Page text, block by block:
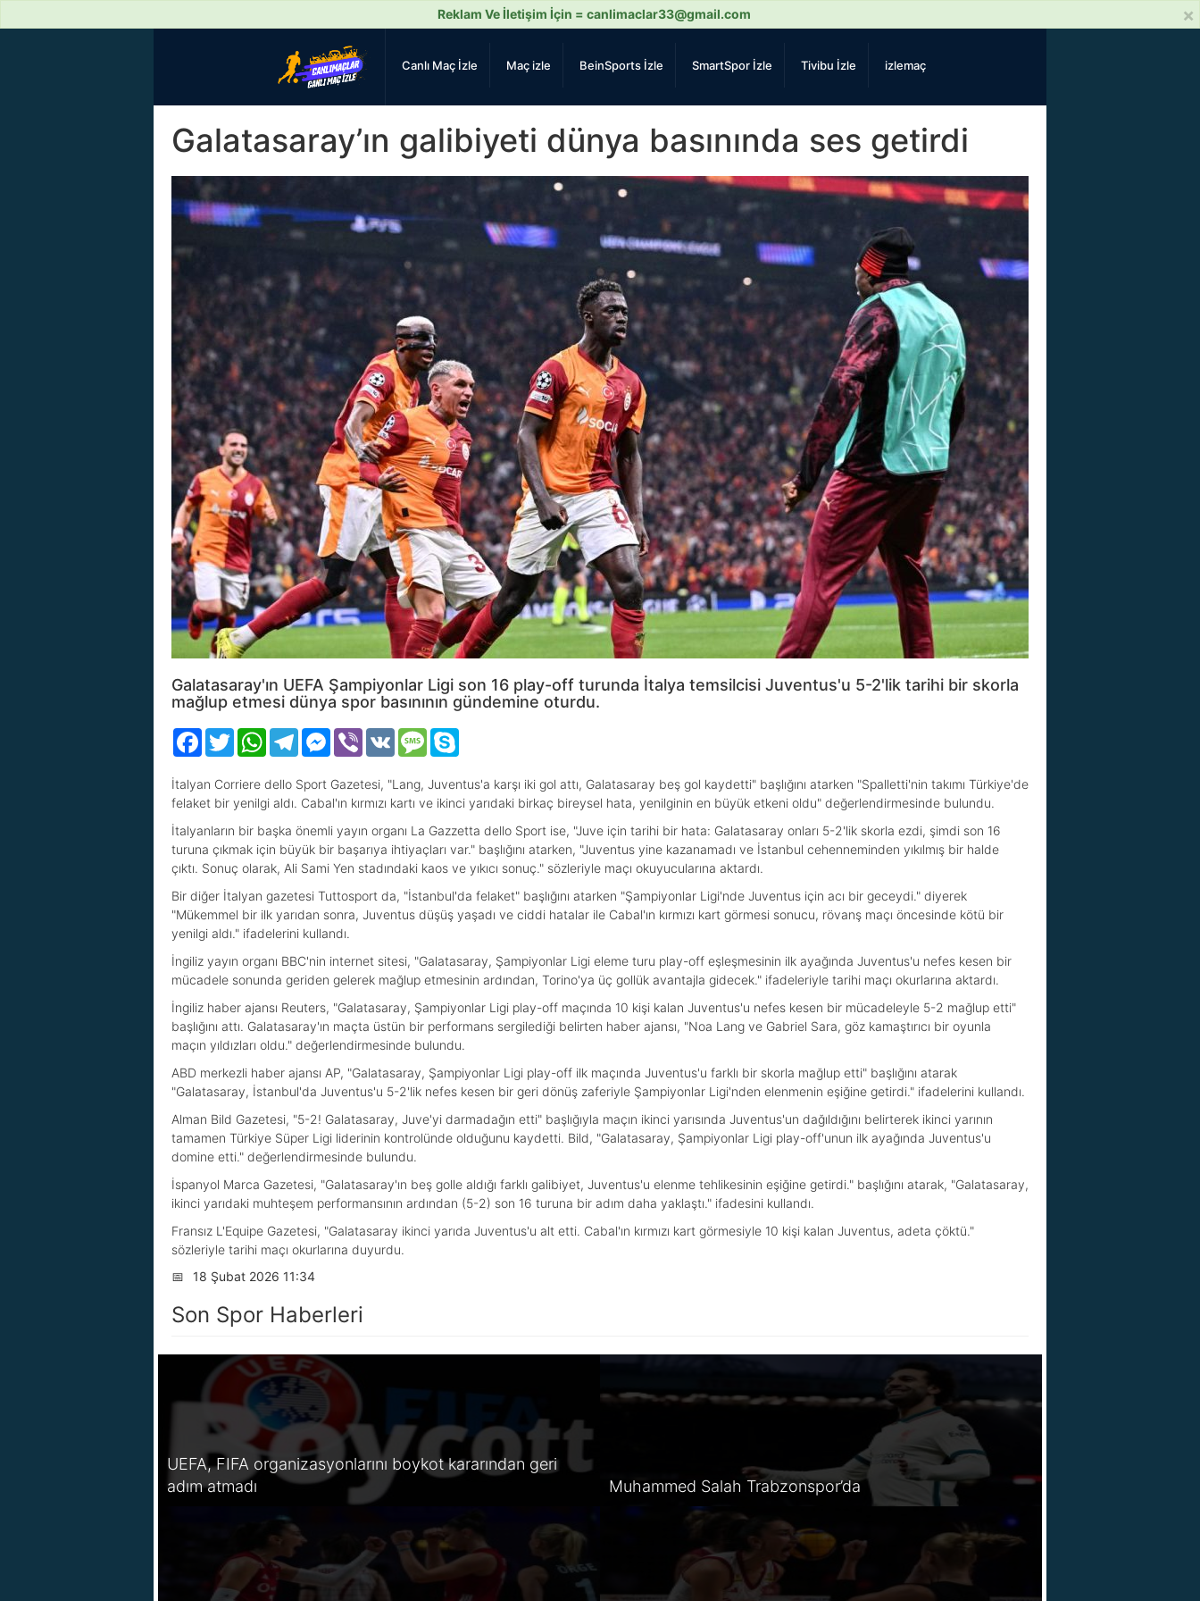
×
Reklam Ve İletişim İçin = canlimaclar33@gmail.com
Canlı Maç İzle Maç izle BeinSports İzle SmartSpor İzle Tivibu İzle izlemaç
Galatasaray’ın galibiyeti dünya basınında ses getirdi
Galatasaray'ın UEFA Şampiyonlar Ligi son 16 play-off turunda İtalya temsilcisi Juventus'u 5-2'lik tarihi bir skorla
mağlup etmesi dünya spor basınının gündemine oturdu.
Facebook
TwitterWhatsAppTelegramMessenger
Viber VK Message
İtalyan Corriere dello Sport Gazetesi, "Lang, Juventus'a karşı iki gol attı, Galatasaray beş gol kaydetti" başlığını atarken "Spalletti'nin takımı Türkiye'de
felaket bir yenilgi aldı. Cabal'ın kırmızı kartı ve ikinci yarıdaki birkaç bireysel hata, yenilginin en büyük etkeni oldu" değerlendirmesinde bulundu.
İtalyanların bir başka önemli yayın organı La Gazzetta dello Sport ise, "Juve için tarihi bir hata: Galatasaray onları 5-2'lik skorla ezdi, şimdi son 16
turuna çıkmak için büyük bir başarıya ihtiyaçları var." başlığını atarken, "Juventus yine kazanamadı ve İstanbul cehenneminden yıkılmış bir halde
çıktı. Sonuç olarak, Ali Sami Yen stadındaki kaos ve yıkıcı sonuç." sözleriyle maçı okuyucularına aktardı.
Bir diğer İtalyan gazetesi Tuttosport da, "İstanbul'da felaket" başlığını atarken "Şampiyonlar Ligi'nde Juventus için acı bir geceydi." diyerek
"Mükemmel bir ilk yarıdan sonra, Juventus düşüş yaşadı ve ciddi hatalar ile Cabal'ın kırmızı kart görmesi sonucu, rövanş maçı öncesinde kötü bir
yenilgi aldı." ifadelerini kullandı.
İngiliz yayın organı BBC'nin internet sitesi, "Galatasaray, Şampiyonlar Ligi eleme turu play-off eşleşmesinin ilk ayağında Juventus'u nefes kesen bir
mücadele sonunda geriden gelerek mağlup etmesinin ardından, Torino'ya üç gollük avantajla gidecek." ifadeleriyle tarihi maçı okurlarına aktardı.
İngiliz haber ajansı Reuters, "Galatasaray, Şampiyonlar Ligi play-off maçında 10 kişi kalan Juventus'u nefes kesen bir mücadeleyle 5-2 mağlup etti"
başlığını attı. Galatasaray'ın maçta üstün bir performans sergilediği belirten haber ajansı, "Noa Lang ve Gabriel Sara, göz kamaştırıcı bir oyunla
maçın yıldızları oldu." değerlendirmesinde bulundu.
ABD merkezli haber ajansı AP, "Galatasaray, Şampiyonlar Ligi play-off ilk maçında Juventus'u farklı bir skorla mağlup etti" başlığını atarak
"Galatasaray, İstanbul'da Juventus'u 5-2'lik nefes kesen bir geri dönüş zaferiyle Şampiyonlar Ligi'nden elenmenin eşiğine getirdi." ifadelerini kullandı.
Alman Bild Gazetesi, "5-2! Galatasaray, Juve'yi darmadağın etti" başlığıyla maçın ikinci yarısında Juventus'un dağıldığını belirterek ikinci yarının
tamamen Türkiye Süper Ligi liderinin kontrolünde olduğunu kaydetti. Bild, "Galatasaray, Şampiyonlar Ligi play-off'unun ilk ayağında Juventus'u
domine etti." değerlendirmesinde bulundu.
İspanyol Marca Gazetesi, "Galatasaray'ın beş golle aldığı farklı galibiyet, Juventus'u elenme tehlikesinin eşiğine getirdi." başlığını atarak, "Galatasaray,
ikinci yarıdaki muhteşem performansının ardından (5-2) son 16 turuna bir adım daha yaklaştı." ifadesini kullandı.
Fransız L'Equipe Gazetesi, "Galatasaray ikinci yarıda Juventus'u alt etti. Cabal'ın kırmızı kart görmesiyle 10 kişi kalan Juventus, adeta çöktü."
sözleriyle tarihi maçı okurlarına duyurdu.
📅
18 Şubat 2026 11:34
Son Spor Haberleri
UEFA, FIFA organizasyonlarını boykot kararından geri
adım atmadı
Muhammed Salah Trabzonspor’da